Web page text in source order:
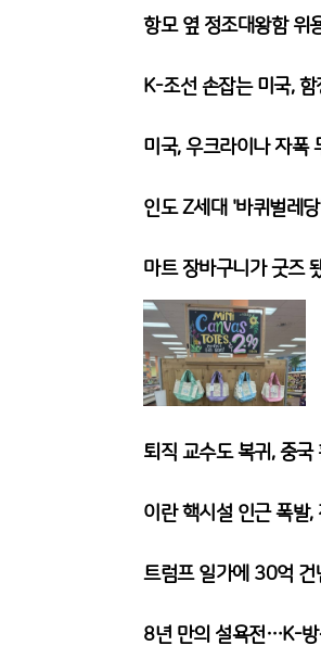
항모 옆 정조대왕함 위
K-조선 손잡는 미국,
미국, 우크라이나 자폭
인도 Z세대 '바퀴벌레
마트 장바구니가 굿즈
퇴직 교수도 복귀, 중
이란 핵시설 인근 폭발,
트럼프 일가에 30억 건
8년 만의 설욕전…K-방